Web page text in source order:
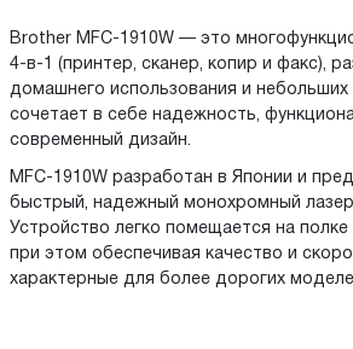
Brother MFC-1910W — это
4-в-1 (принтер, сканер, копир и факс),
домашнего использования и
сочетает в себе надежность,
современный дизайн.
MFC-1910W разработан в Японии и
быстрый, надежный монохромный
Устройство легко помещается на
при этом обеспечивая качество и
характерные для более дорогих